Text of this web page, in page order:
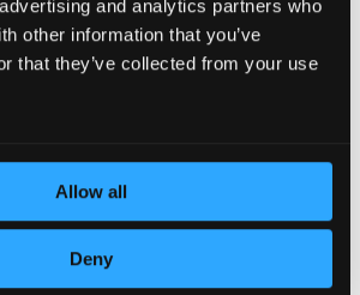
and analytics partners who
other information that you’ve
that they’ve collected from your use
Allow all
Deny
DETALJIMA